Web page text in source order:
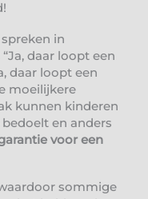
in
daar loopt een
daar loopt een
moeilijkere
kunnen kinderen
en anders
voor een
sommige